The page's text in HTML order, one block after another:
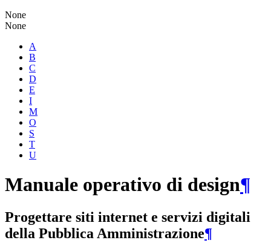
None
None
A
B
C
D
E
I
M
O
S
T
U
Manuale operativo di design¶
Progettare siti internet e servizi digitali
della Pubblica Amministrazione¶